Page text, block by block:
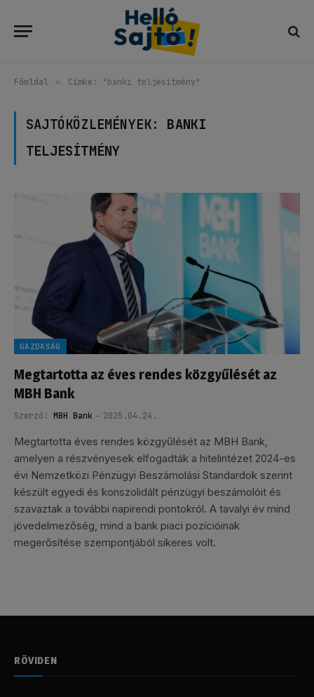
Főoldal » Címke: "banki teljesítmény"
SAJTÓKÖZLEMÉNYEK: BANKI
TELJESÍTMÉNY
GAZDASÁG
Megtartotta az éves rendes közgyűlését az
MBH Bank
Szerző: MBH Bank 2025.04.24.
Megtartotta éves rendes közgyűlését az MBH Bank,
amelyen a részvényesek elfogadták a hitelintézet 2024-es
évi Nemzetközi Pénzügyi Beszámolási Standardok szerint
készült egyedi és konszolidált pénzügyi beszámolóit és
szavaztak a további napirendi pontokról. A tavalyi év mind
jövedelmezőség, mind a bank piaci pozícióinak
megerősítése szempontjából sikeres volt.
RÖVIDEN